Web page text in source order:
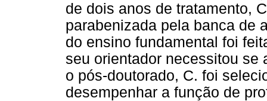
de dois anos de tratamento,
parabenizada pela banca de
do ensino fundamental foi
seu orientador necessitou se
o pós-doutorado, C. foi
desempenhar a função de